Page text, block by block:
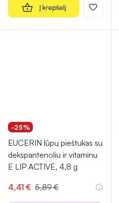
Į krepšelį
-25%
EUCERIN lūpų pieštukas su
dekspantenoliu ir vitaminu
E LIP ACTIVE, 4,8 g
4,41 € 5,89 €